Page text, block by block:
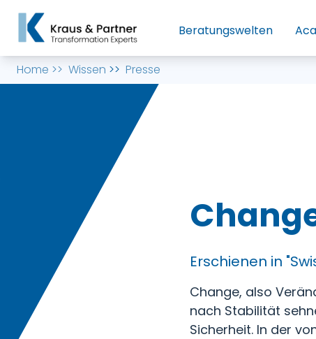
Beratungswelten
Home >> Wissen >> Presse
Erschienen in
Change, also
nach Stabilität
Sicherheit. In der